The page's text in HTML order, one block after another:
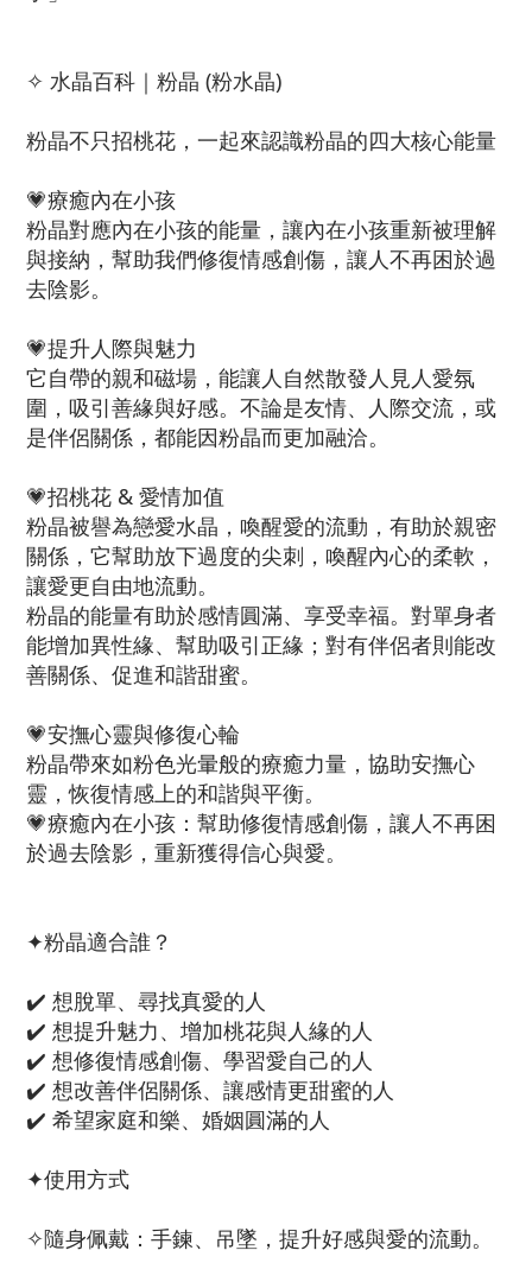
✧ 水晶百科｜粉晶 (粉水晶)
粉晶不只招桃花，一起來認識粉晶的四大核心能量
💗療癒內在小孩
粉晶對應內在小孩的能量，讓內在小孩重新被理解
與接納，幫助我們修復情感創傷，讓人不再困於過
去陰影。
💗提升人際與魅力
它自帶的親和磁場，能讓人自然散發人見人愛氛
圍，吸引善緣與好感。不論是友情、人際交流，或
是伴侶關係，都能因粉晶而更加融洽。
💗招桃花 & 愛情加值
粉晶被譽為戀愛水晶，喚醒愛的流動，有助於親密
關係，它幫助放下過度的尖刺，喚醒內心的柔軟，
讓愛更自由地流動。
粉晶的能量有助於感情圓滿、享受幸福。對單身者
能增加異性緣、幫助吸引正緣；對有伴侶者則能改
善關係、促進和諧甜蜜。
💗安撫心靈與修復心輪
粉晶帶來如粉色光暈般的療癒力量，協助安撫心
靈，恢復情感上的和諧與平衡。
💗療癒內在小孩：幫助修復情感創傷，讓人不再困
於過去陰影，重新獲得信心與愛。
✦粉晶適合誰？
✔️ 想脫單、尋找真愛的人
✔️ 想提升魅力、增加桃花與人緣的人
✔️ 想修復情感創傷、學習愛自己的人
✔️ 想改善伴侶關係、讓感情更甜蜜的人
✔️ 希望家庭和樂、婚姻圓滿的人
✦使用方式
✧隨身佩戴：手鍊、吊墜，提升好感與愛的流動。